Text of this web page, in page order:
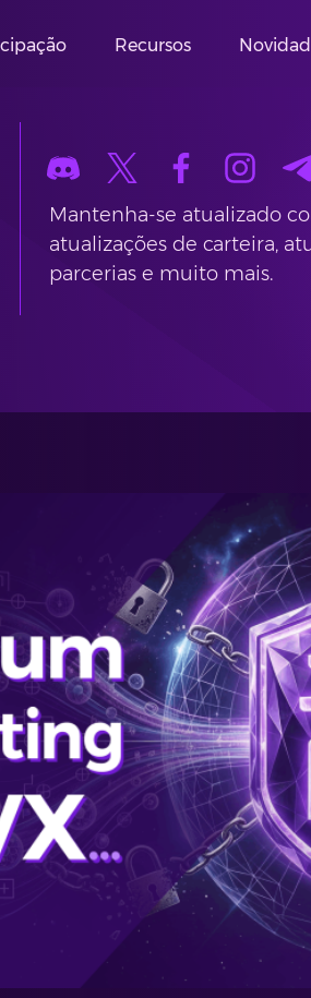
Recursos
Mantenha-se atualizado
atualizações de carteira,
parcerias e muito mais.